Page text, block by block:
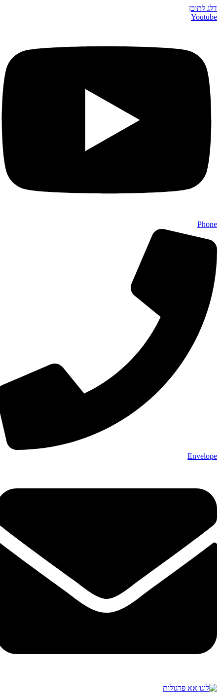
דלג לתוכן
Youtube
Phone
Envelope